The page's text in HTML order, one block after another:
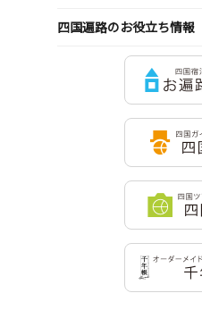
四国遍路のお役立ち情報